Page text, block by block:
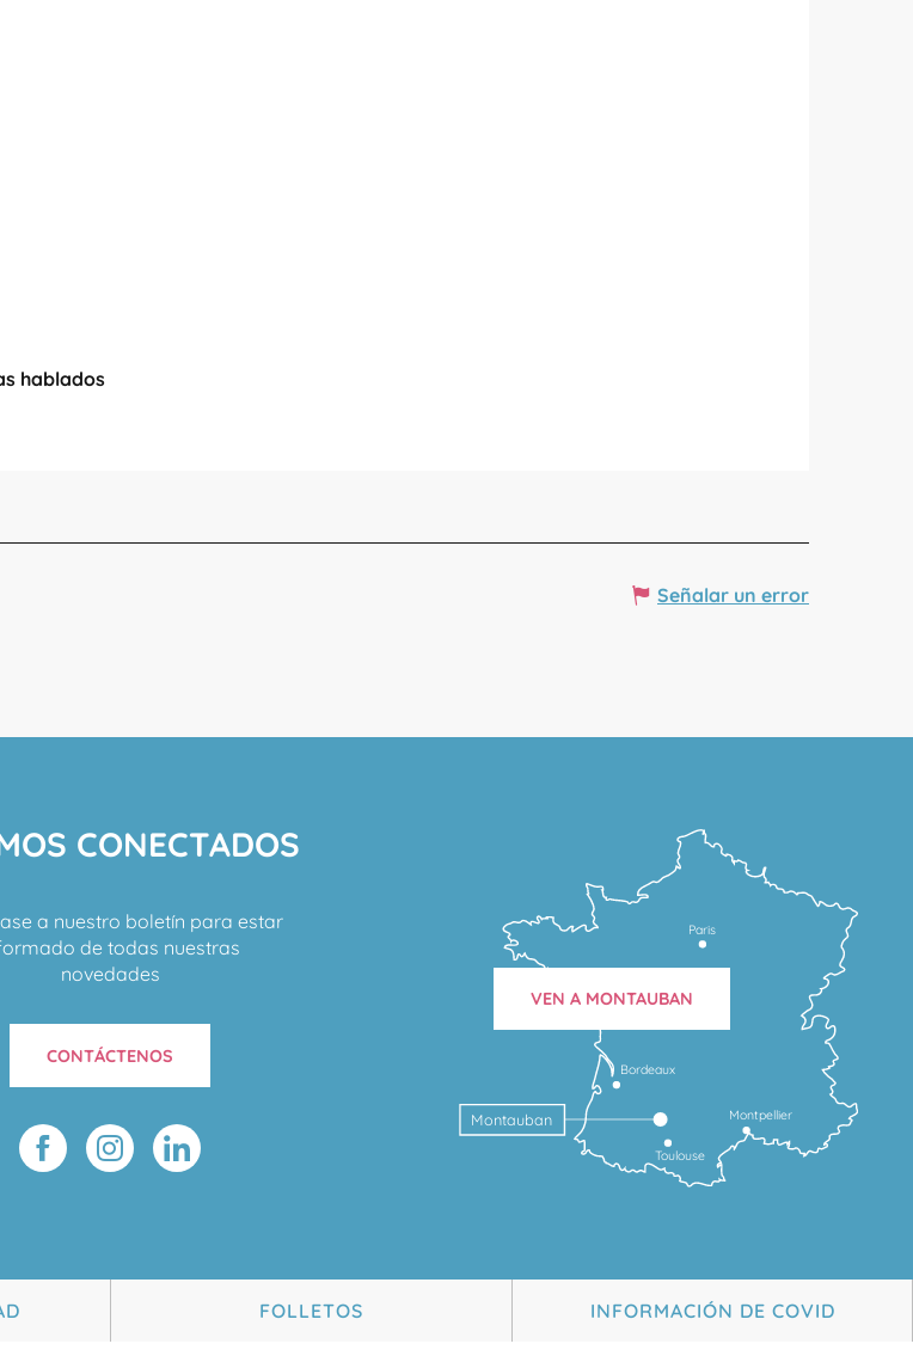
hablados
hablados
Señalar un error
CONECTADOS
a nuestro boletín para estar
de todas nuestras
novedades
CONTÁCTENOS
Toulouse
Montpellier
Bordeaux
Montauban
Paris
VEN A MONTAUBAN
FOLLETOS INFORMACIÓN DE COVID